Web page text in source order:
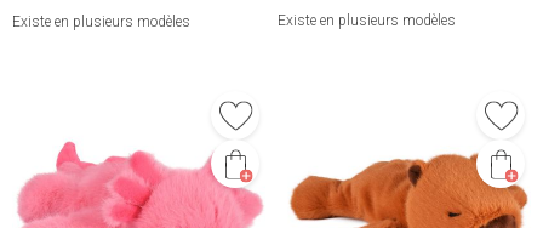
Existe en plusieurs modèles Existe en plusieurs modèles